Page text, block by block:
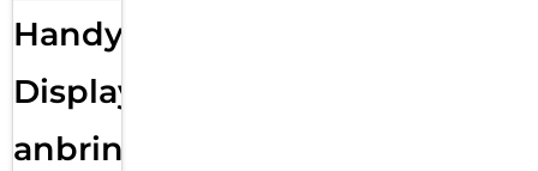
Handy
Displayfolie
anbringen